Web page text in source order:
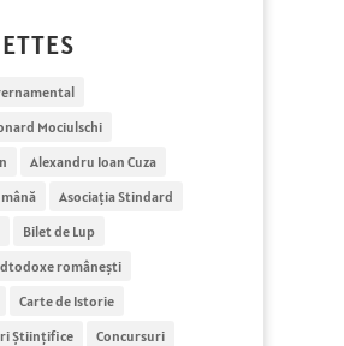
Mociulschi
Alexandru Ioan Cuza
Asociația Stindard
Bilet de Lup
românești
Carte de Istorie
Științifice
Concursuri